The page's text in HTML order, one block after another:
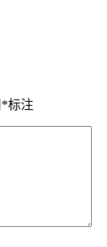
*标注